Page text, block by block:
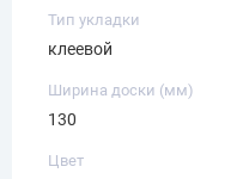
Тип укладки
клеевой
Ширина доски (мм)
130
Цвет